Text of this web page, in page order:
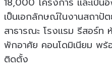
เป็นเอกลักษณ์ในงานสถาปั
สาธารณะ โรงเเรม รีสอร์
พักอาศัย คอนโดมิเนียม พร้
ติดตั้ง